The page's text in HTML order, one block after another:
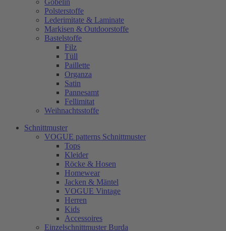
Polsterstoffe
Lederimitate & Laminate
Markisen & Outdoorstoffe
Bastelstoffe
Filz
Tüll
Paillette
Organza
Satin
Pannesamt
Fellimitat
Weihnachtsstoffe
Schnittmuster
VOGUE patterns Schnittmuster
Tops
Kleider
Röcke & Hosen
Homewear
Jacken & Mäntel
VOGUE Vintage
Herren
Kids
Accessoires
Einzelschnittmuster Burda